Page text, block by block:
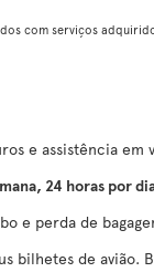
com serviços
e assistência em
24 horas por
e perda de
bilhetes de avião.